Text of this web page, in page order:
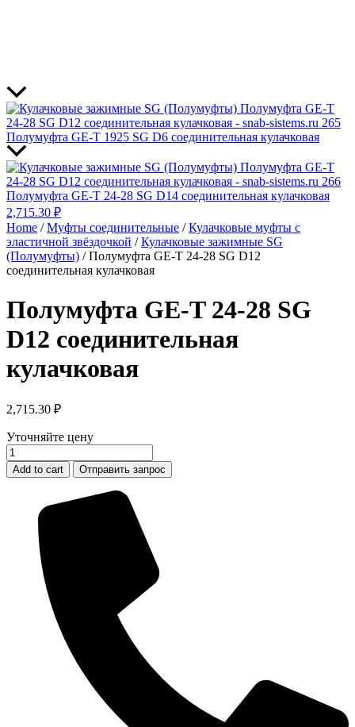
Полумуфта GE-T 1925 SG D6 соединительная кулачковая
Полумуфта GE-T 24-28 SG D14 соединительная кулачковая
2,715.30 ₽
Home /Муфты соединительные /Кулачковые муфты с
эластичной звёздочкой /Кулачковые зажимные SG
(Полумуфты) / Полумуфта GE-T 24-28 SG D12
соединительная кулачковая
Полумуфта GE-T 24-28 SG
D12 соединительная
кулачковая
2,715.30 ₽
Уточняйте цену
Полумуфта
GE-
T
соединительная
кулачковая
quantity
Add to cart Отправить запрос